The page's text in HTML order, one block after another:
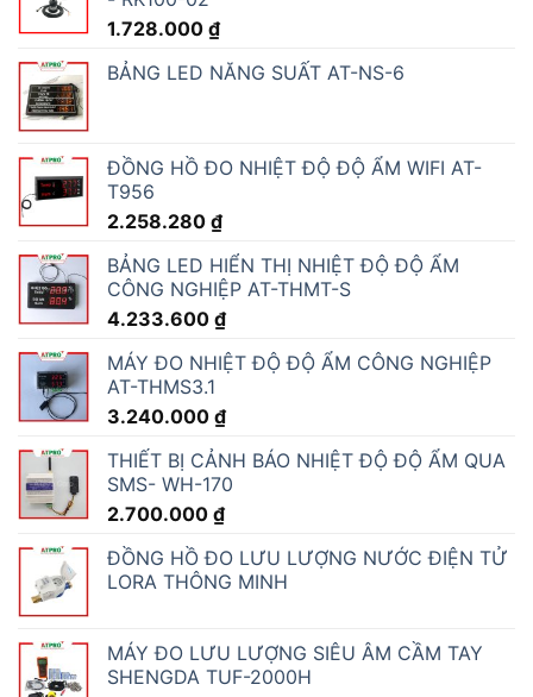
1.728.000 ₫
BẢNG LED NĂNG SUẤT AT-NS-6
ĐỒNG HỒ ĐO NHIỆT ĐỘ ĐỘ ẨM WIFI AT-
T956
2.258.280 ₫
BẢNG LED HIỂN THỊ NHIỆT ĐỘ ĐỘ ẨM
CÔNG NGHIỆP AT-THMT-S
4.233.600 ₫
MÁY ĐO NHIỆT ĐỘ ĐỘ ẨM CÔNG NGHIỆP
AT-THMS3.1
3.240.000 ₫
THIẾT BỊ CẢNH BÁO NHIỆT ĐỘ ĐỘ ẨM QUA
SMS- WH-170
2.700.000 ₫
ĐỒNG HỒ ĐO LƯU LƯỢNG NƯỚC ĐIỆN TỬ
LORA THÔNG MINH
MÁY ĐO LƯU LƯỢNG SIÊU ÂM CẦM TAY
SHENGDA TUF-2000H